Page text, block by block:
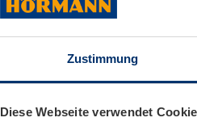
Zustimmung
Diese Webseite verwendet
Tragen Sie zu
Mind. 3-jährige